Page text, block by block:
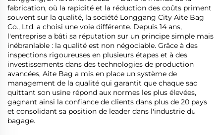
fabrication, où la rapidité et la réduction des coûts priment
souvent sur la qualité, la société Longgang City Aite Bag
Co., Ltd. a choisi une voie différente. Depuis 14 ans,
l'entreprise a bâti sa réputation sur un principe simple mais
inébranlable : la qualité est non négociable. Grâce à des
inspections rigoureuses en plusieurs étapes et à des
investissements dans des technologies de production
avancées, Aite Bag a mis en place un système de
management de la qualité qui garantit que chaque sac
quittant son usine répond aux normes les plus élevées,
gagnant ainsi la confiance de clients dans plus de 20 pays
et consolidant sa position de leader dans l'industrie du
bagage.